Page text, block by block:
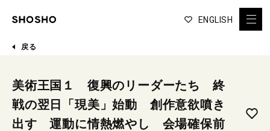
ENGLISH
戻る
美術王国１ 復興のリーダーたち 終
戦の翌日「現美」始動 創作意欲噴き
出す 運動に情熱燃やし 会場確保前